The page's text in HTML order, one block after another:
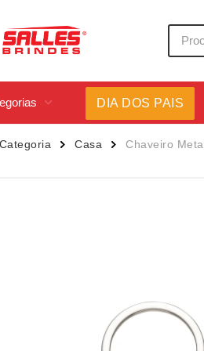
p/ Celular
Cooler
DIA DOS PAIS
Categoria Casa Chaveiro